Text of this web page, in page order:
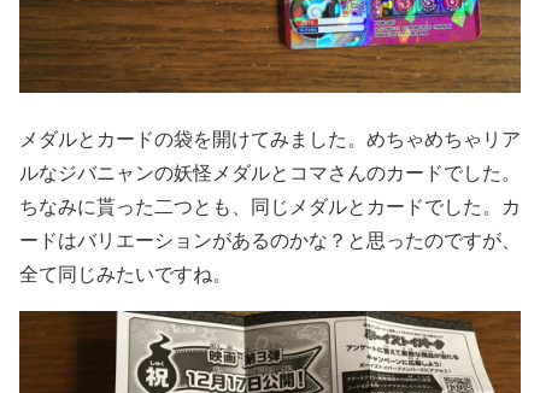
メダルとカードの袋を開けてみました。めちゃめちゃリア
ルなジバニャンの妖怪メダルとコマさんのカードでした。
ちなみに貰った二つとも、同じメダルとカードでした。カ
ードはバリエーションがあるのかな？と思ったのですが、
全て同じみたいですね。